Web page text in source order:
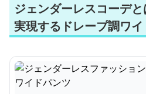
ジェンダーレスコーデ
実現するドレープ調ワ